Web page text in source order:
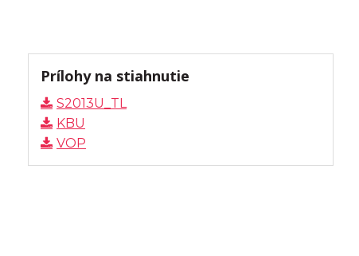
Prílohy na stiahnutie
S2013U_TL
KBU
VOP